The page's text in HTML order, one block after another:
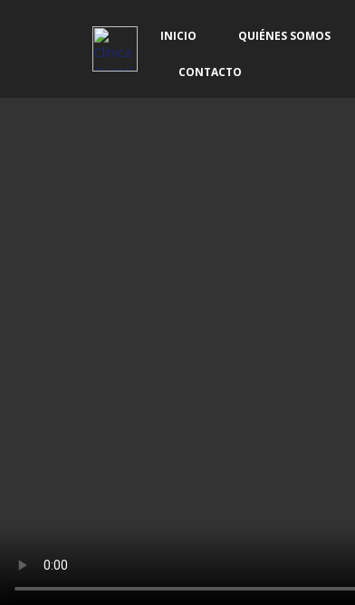
INICIO QUIÉNES SOMOS
CONTACTO